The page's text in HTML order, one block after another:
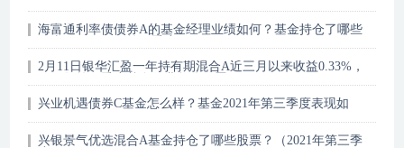
海富通利率债债券A的基金经理业绩如何？基金持仓了哪些
2月11日银华汇盈一年持有期混合A近三月以来收益0.33%，
兴业机遇债券C基金怎么样？基金2021年第三季度表现如
兴银景气优选混合A基金持仓了哪些股票？（2021年第三季